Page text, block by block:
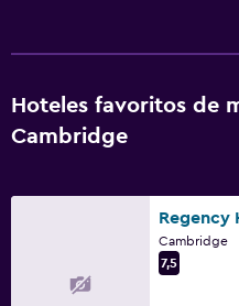
Hoteles favoritos de
Cambridge
Regency
Cambridge
7,5